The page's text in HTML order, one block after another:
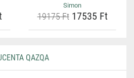
Simon
19175 Ft17535 Ft
QAZQA